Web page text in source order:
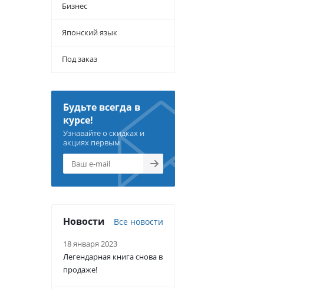
Бизнес
Японский язык
Под заказ
Будьте всегда в
курсе!
Узнавайте о скидках и
акциях первым
Новости Все новости
18 января 2023
Легендарная книга снова в
продаже!